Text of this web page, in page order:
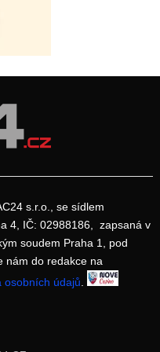
s.r.o., se sídlem
4, IČ: 02988186, zapsaná v
soudem Praha 1, pod
nám do redakce na
osobních údajů.